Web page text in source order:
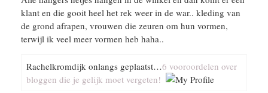
klant en die gooit heel het rek weer in de war.. kleding van
de grond afrapen, vrouwen die zeuren om hun vormen,
terwijl ik veel meer vormen heb haha..
Rachelkromdijk onlangs geplaatst…6 vooroordelen over
bloggen die je gelijk moet vergeten!